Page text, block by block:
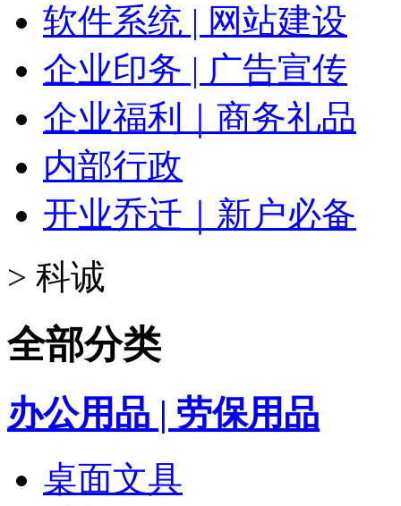
软件系统 | 网站建设
企业印务 | 广告宣传
企业福利｜商务礼品
内部行政
开业乔迁｜新户必备
> 科诚
全部分类
办公用品 | 劳保用品
桌面文具